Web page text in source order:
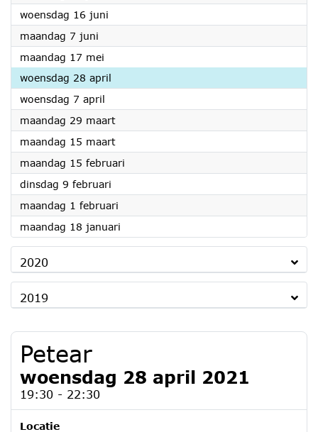
woensdag 16 juni
maandag 7 juni
maandag 17 mei
woensdag 28 april
woensdag 7 april
maandag 29 maart2021
maandag 15 maart2021
maandag 15 februari
dinsdag 9 februari
maandag 1 februari
maandag 18 januari
2020
2019
Petear
woensdag 28 april 2021
19:30 - 22:30
Locatie